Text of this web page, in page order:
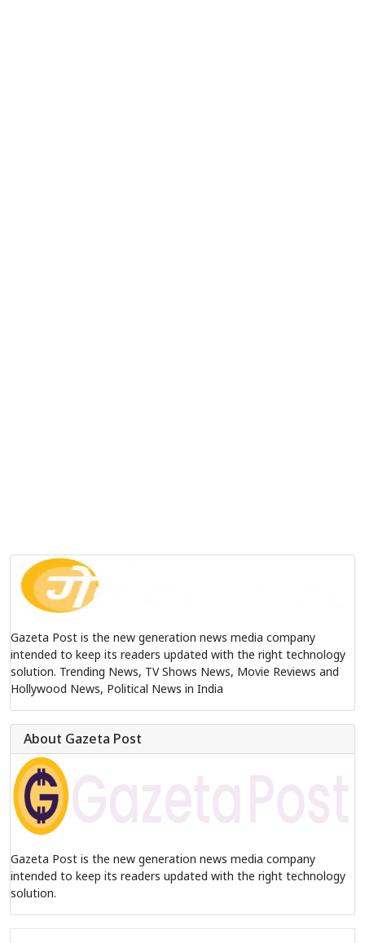
Gazeta Post is the new generation news media company
intended to keep its readers updated with the right technology
solution. Trending News, TV Shows News, Movie Reviews and
Hollywood News, Political News in India
About Gazeta Post
Gazeta Post is the new generation news media company
intended to keep its readers updated with the right technology
solution.